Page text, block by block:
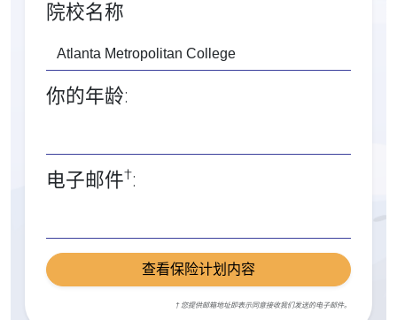
院校名称
你的年龄:
电子邮件†:
查看保险计划内容
† 您提供邮箱地址即表示同意接收我们发送的电子邮件。